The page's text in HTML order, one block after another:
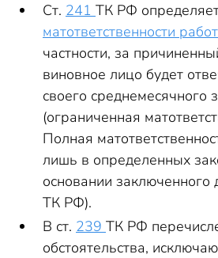
Ст. 241 ТК РФ
матответственности
частности, за
виновное лицо будет
своего среднемесячного
(ограниченная
Полная
лишь в определенных
основании заключенного
ТК РФ).
В ст. 239 ТК РФ
обстоятельства,